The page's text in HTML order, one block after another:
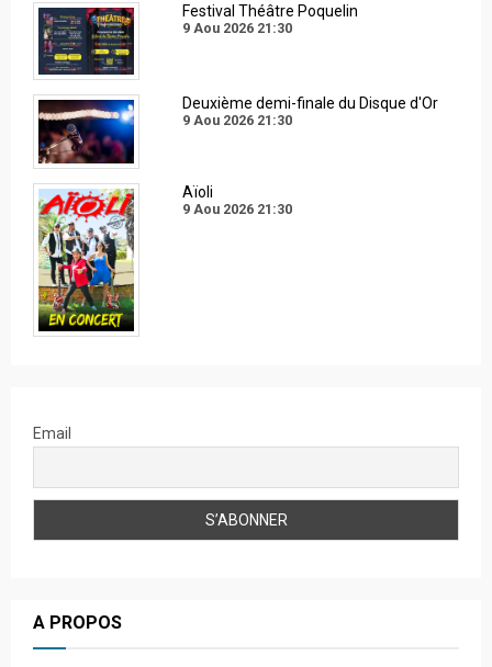
Festival Théâtre Poquelin
9 Aou 2026 21:30
Deuxième demi-finale du Disque d'Or
9 Aou 2026 21:30
Aïoli
9 Aou 2026 21:30
Email
A PROPOS